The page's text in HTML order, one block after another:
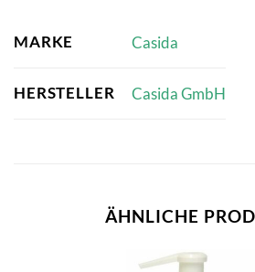
MARKE Casida
HERSTELLER Casida GmbH
ÄHNLICHE